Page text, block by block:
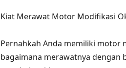
Kiat Merawat Motor Modifikasi
Pernahkah Anda memiliki motor
bagaimana merawatnya dengan